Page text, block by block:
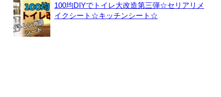
100均DIYでトイレ大改造第三弾☆セリアリメ
イクシート☆キッチンシート☆